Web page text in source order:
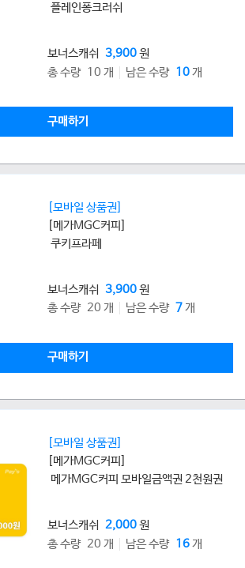
플레인퐁크러쉬
보너스캐쉬 3,900원
총 수량 10 개
남은 수량 10개
구매하기
[모바일 상품권]
[메가MGC커피]
쿠키프라페
보너스캐쉬 3,900원
총 수량 20 개
남은 수량 7개
구매하기
[모바일 상품권]
[메가MGC커피]
메가MGC커피 모바일금액권 2천원권
보너스캐쉬 2,000원
총 수량 20 개
남은 수량 16개